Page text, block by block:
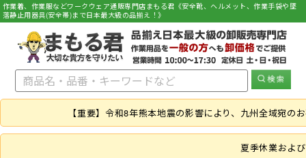
作業着、作業服などワークウェア通販専門店まもる君《安全靴、ヘルメット、作業手袋や墜
落静止用器具(安全帯)まで日本最大級の品揃え！》
【重要】令和8年熊本地震の影響により、九州全域宛
夏季休業およ